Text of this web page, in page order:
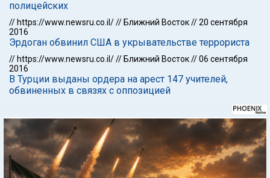
полицейских
// https://www.newsru.co.il/// Ближний Восток//20 сентября
2016
Эрдоган обвинил США в укрывательстве террориста
// https://www.newsru.co.il/// Ближний Восток//06 сентября
2016
В Турции выданы ордера на арест 147 учителей,
обвиненных в связях с оппозицией